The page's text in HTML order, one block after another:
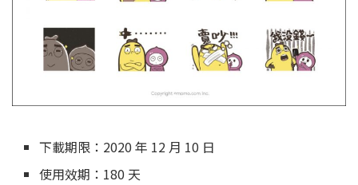
下載期限：2020 年 12 月 10 日
使用效期：180 天